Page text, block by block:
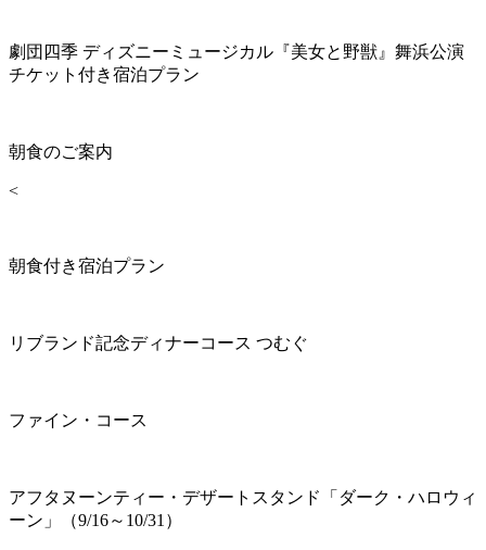
劇団四季 ディズニーミュージカル『美女と野獣』舞浜公演
チケット付き宿泊プラン
朝食のご案内
<
朝食付き宿泊プラン
リブランド記念ディナーコース つむぐ
ファイン・コース
アフタヌーンティー・デザートスタンド「ダーク・ハロウィ
ーン」（9/16～10/31）